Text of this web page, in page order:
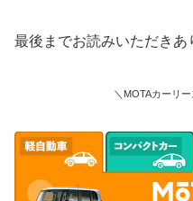
最後までお読みいただきあ
＼MOTAカーリ